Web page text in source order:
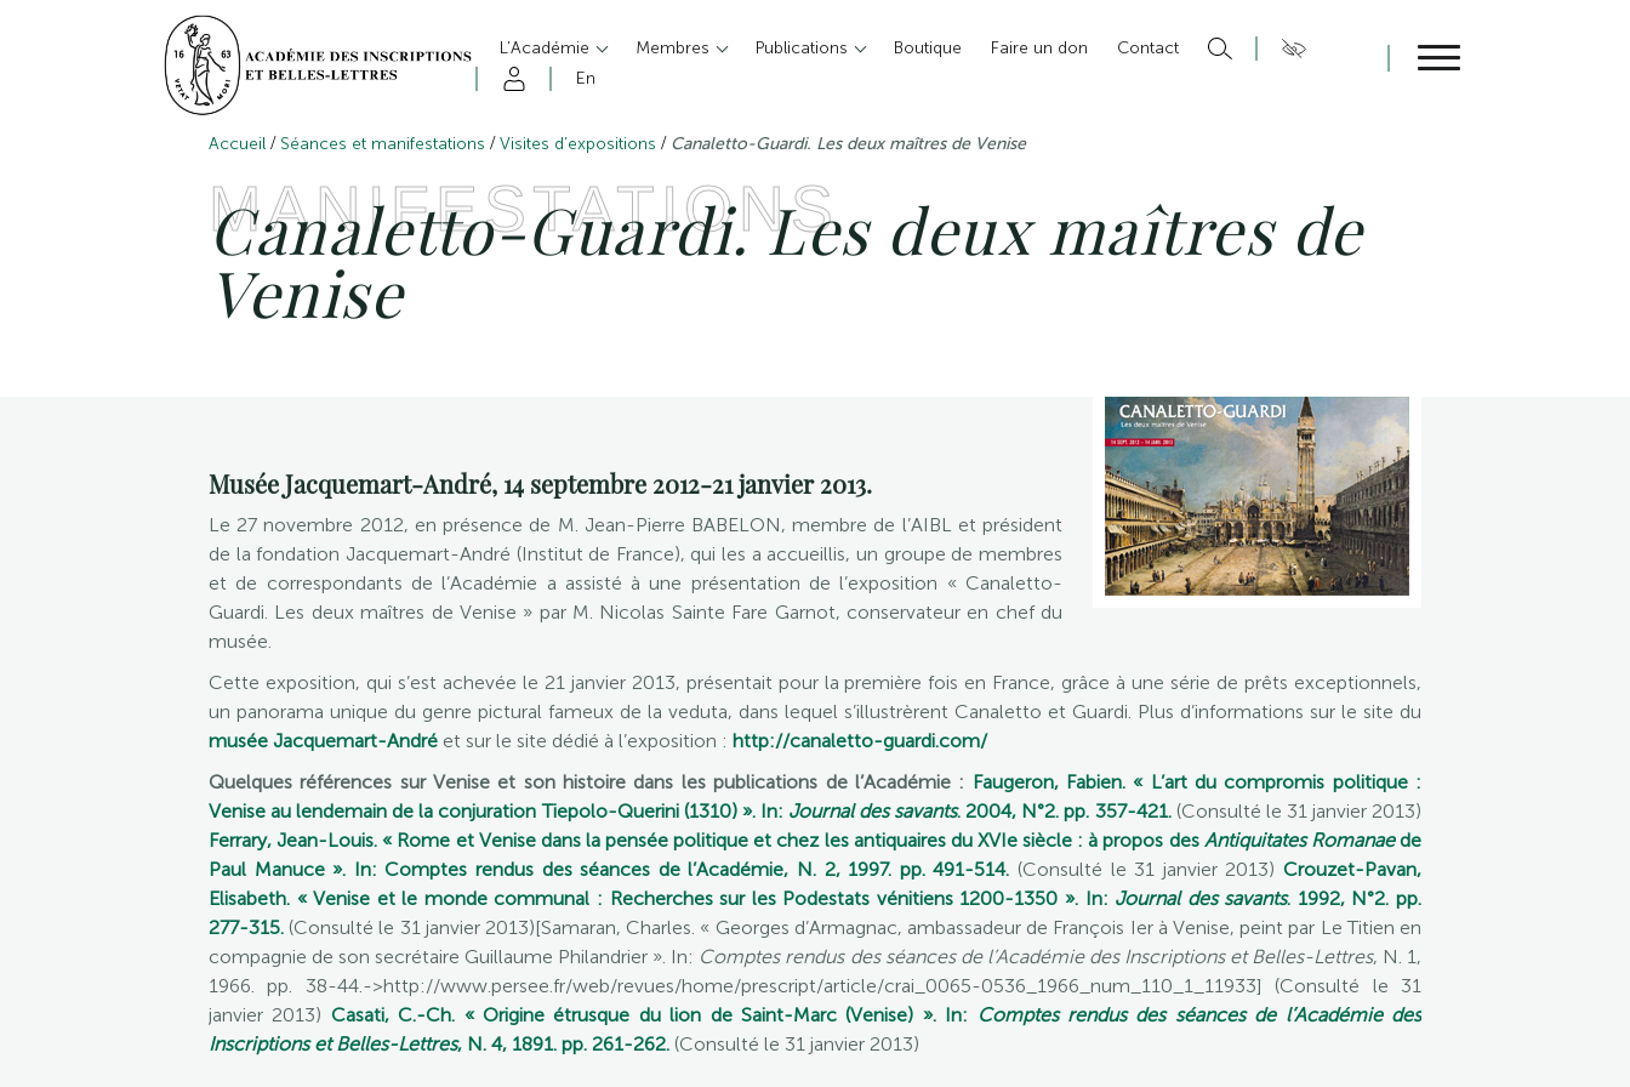
L’Académie Membres Publications Boutique Faire un don
Contact
En
Accueil / Séances et manifestations /Visites d’expositions / Canaletto-Guardi. Les deux maîtres de Venise
MANIFESTATIONS
Canaletto-Guardi. Les deux maîtres de
Venise
Musée Jacquemart-André, 14 septembre 2012-21 janvier 2013.
Le 27 novembre 2012, en présence de M. Jean-Pierre BABELON, membre de l’AIBL et président
de la fondation Jacquemart-André (Institut de France), qui les a accueillis, un groupe de membres
et de correspondants de l’Académie a assisté à une présentation de l’exposition « Canaletto-
Guardi. Les deux maîtres de Venise » par M. Nicolas Sainte Fare Garnot, conservateur en chef du
musée.
Cette exposition, qui s’est achevée le 21 janvier 2013, présentait pour la première fois en France, grâce à une série de prêts exceptionnels,
un panorama unique du genre pictural fameux de la veduta, dans lequel s’illustrèrent Canaletto et Guardi. Plus d’informations sur le site du
musée Jacquemart-André et sur le site dédié à l’exposition : http://canaletto-guardi.com/
Quelques références sur Venise et son histoire dans les publications de l’Académie : Faugeron, Fabien. « L’art du compromis politique :
Venise au lendemain de la conjuration Tiepolo-Querini (1310) ». In: Journal des savants. 2004, N°2. pp. 357-421.(Consulté le 31 janvier 2013)
Ferrary, Jean-Louis. « Rome et Venise dans la pensée politique et chez les antiquaires du XVIe siècle : à propos des Antiquitates Romanaede
Paul Manuce ». In: Comptes rendus des séances de l’Académie, N. 2, 1997. pp. 491-514. (Consulté le 31 janvier 2013)Crouzet-Pavan,
Elisabeth. « Venise et le monde communal : Recherches sur les Podestats vénitiens 1200-1350 ». In: Journal des savants. 1992, N°2. pp.
277-315. (Consulté le 31 janvier 2013)[Samaran, Charles. « Georges d’Armagnac, ambassadeur de François Ier à Venise, peint par Le Titien en
compagnie de son secrétaire Guillaume Philandrier ». In: Comptes rendus des séances de l’Académie des Inscriptions et Belles-Lettres, N. 1,
1966. pp. 38-44.->http://www.persee.fr/web/revues/home/prescript/article/crai_0065-0536_1966_num_110_1_11933] (Consulté le 31
janvier 2013) Casati, C.-Ch. « Origine étrusque du lion de Saint-Marc (Venise) ». In: Comptes rendus des séances de l’Académie des
Inscriptions et Belles-Lettres, N. 4, 1891. pp. 261-262. (Consulté le 31 janvier 2013)